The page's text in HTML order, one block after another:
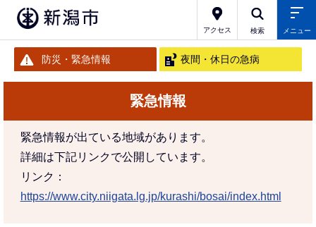
アクセス 検索 メニュー
防災・緊急情報 夜間・休日の急病
緊急情報
緊急情報が出ている地域があります。
詳細は下記リンクで公開しています。
リンク：
https://www.city.niigata.lg.jp/kurashi/bosai/index.html